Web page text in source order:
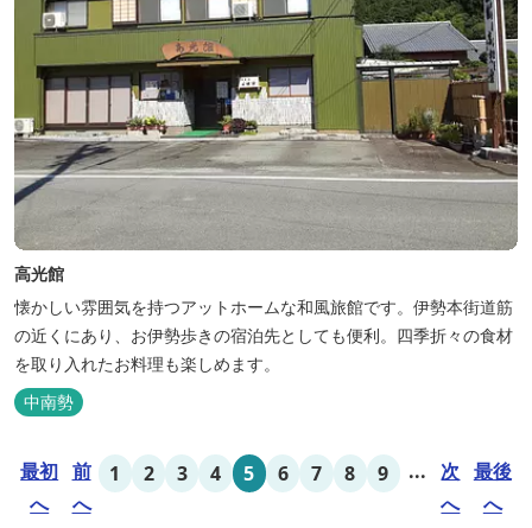
高光館
懐かしい雰囲気を持つアットホームな和風旅館です。伊勢本街道筋
の近くにあり、お伊勢歩きの宿泊先としても便利。四季折々の食材
を取り入れたお料理も楽しめます。
中南勢
最初
へ
前
へ
1 2 3 4 5 6 7 8 9 ...
次
へ
最後
へ